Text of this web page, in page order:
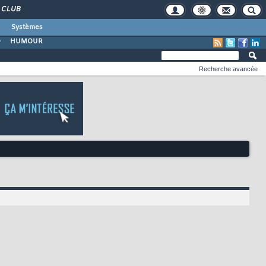
CLUB
Systèmes
HUMOUR
Recherche avancée